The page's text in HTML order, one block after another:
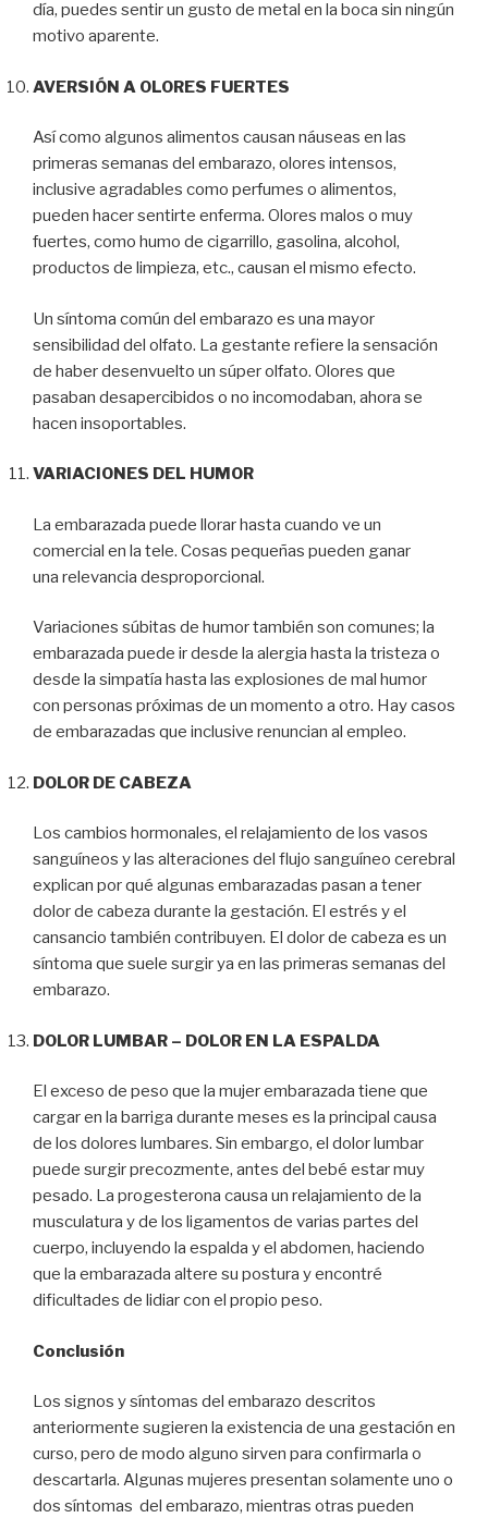
día, puedes sentir un gusto de metal en la boca sin ningún
motivo aparente.
AVERSIÓN A OLORES FUERTES
Así como algunos alimentos causan náuseas en las
primeras semanas del embarazo, olores intensos,
inclusive agradables como perfumes o alimentos,
pueden hacer sentirte enferma. Olores malos o muy
fuertes, como humo de cigarrillo, gasolina, alcohol,
productos de limpieza, etc., causan el mismo efecto.
Un síntoma común del embarazo es una mayor
sensibilidad del olfato. La gestante refiere la sensación
de haber desenvuelto un súper olfato. Olores que
pasaban desapercibidos o no incomodaban, ahora se
hacen insoportables.
VARIACIONES DEL HUMOR
La embarazada puede llorar hasta cuando ve un
comercial en la tele. Cosas pequeñas pueden ganar
una relevancia desproporcional.
Variaciones súbitas de humor también son comunes; la
embarazada puede ir desde la alergia hasta la tristeza o
desde la simpatía hasta las explosiones de mal humor
con personas próximas de un momento a otro. Hay casos
de embarazadas que inclusive renuncian al empleo.
DOLOR DE CABEZA
Los cambios hormonales, el relajamiento de los vasos
sanguíneos y las alteraciones del flujo sanguíneo cerebral
explican por qué algunas embarazadas pasan a tener
dolor de cabeza durante la gestación. El estrés y el
cansancio también contribuyen. El dolor de cabeza es un
síntoma que suele surgir ya en las primeras semanas del
embarazo.
DOLOR LUMBAR – DOLOR EN LA ESPALDA
El exceso de peso que la mujer embarazada tiene que
cargar en la barriga durante meses es la principal causa
de los dolores lumbares. Sin embargo, el dolor lumbar
puede surgir precozmente, antes del bebé estar muy
pesado. La progesterona causa un relajamiento de la
musculatura y de los ligamentos de varias partes del
cuerpo, incluyendo la espalda y el abdomen, haciendo
que la embarazada altere su postura y encontré
dificultades de lidiar con el propio peso.
Conclusión
Los signos y síntomas del embarazo descritos
anteriormente sugieren la existencia de una gestación en
curso, pero de modo alguno sirven para confirmarla o
descartarla. Algunas mujeres presentan solamente uno o
dos síntomas del embarazo, mientras otras pueden